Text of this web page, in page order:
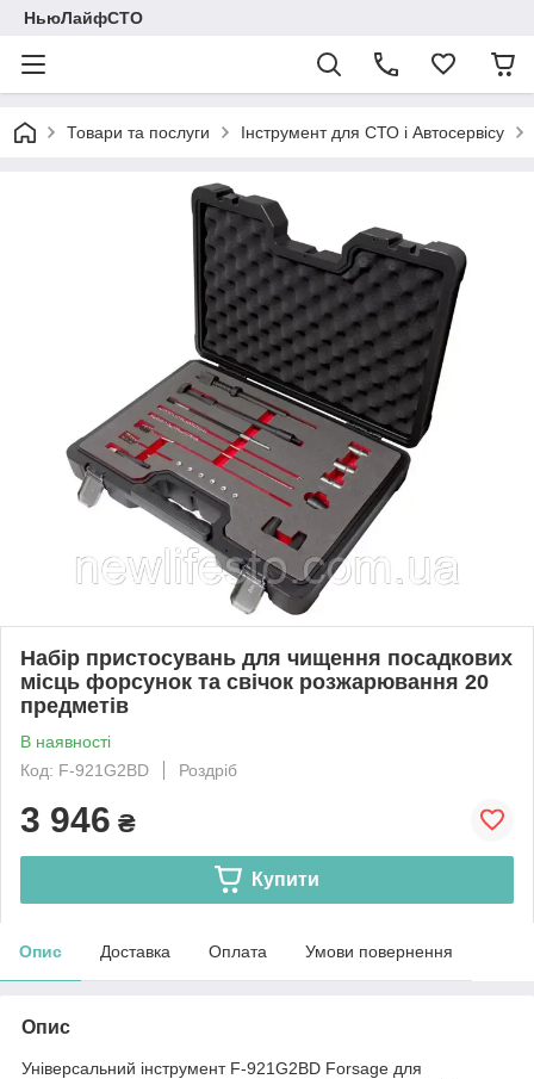
НьюЛайфСТО
Товари та послуги Інструмент для СТО і Автосервісу
Набір пристосувань для чищення посадкових
місць форсунок та свічок розжарювання 20
предметів
В наявності
Код: F-921G2BD
Роздріб
3 946 ₴
Купити
Опис Доставка Оплата Умови повернення
Опис
Універсальний інструмент F-921G2BD Forsage для